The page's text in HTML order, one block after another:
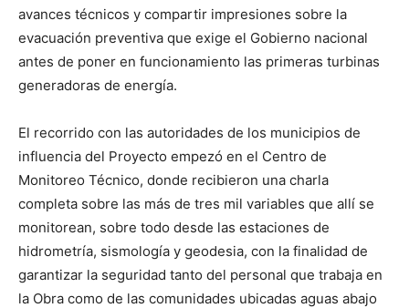
avances técnicos y compartir impresiones sobre la
evacuación preventiva que exige el Gobierno nacional
antes de poner en funcionamiento las primeras turbinas
generadoras de energía.
El recorrido con las autoridades de los municipios de
influencia del Proyecto empezó en el Centro de
Monitoreo Técnico, donde recibieron una charla
completa sobre las más de tres mil variables que allí se
monitorean, sobre todo desde las estaciones de
hidrometría, sismología y geodesia, con la finalidad de
garantizar la seguridad tanto del personal que trabaja en
la Obra como de las comunidades ubicadas aguas abajo